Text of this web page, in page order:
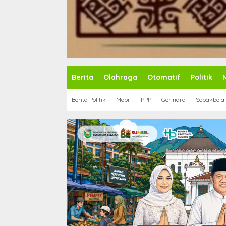
Berita Olahraga Otomatif Politik
Berita Politik Mobil PPP Gerindra Sepakbola